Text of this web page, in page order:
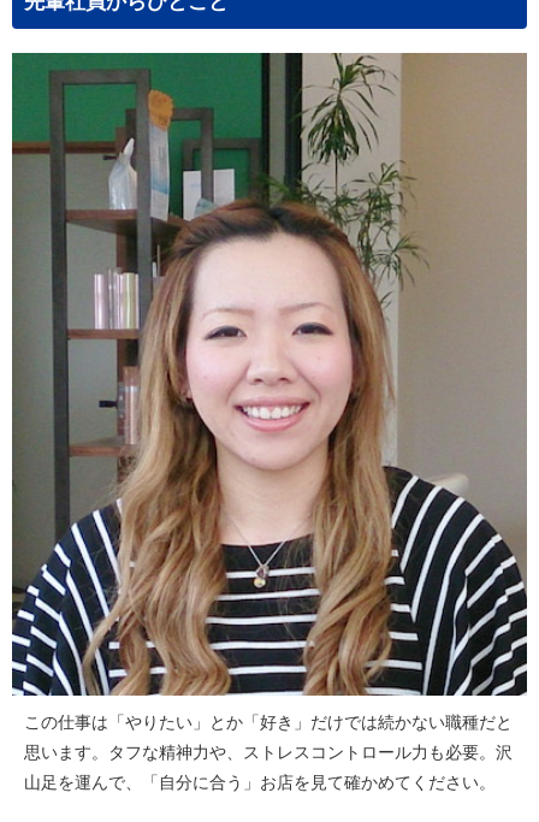
この仕事は「やりたい」とか「好き」だけでは続かない職種だと
思います。タフな精神力や、ストレスコントロール力も必要。沢
山足を運んで、「自分に合う」お店を見て確かめてください。